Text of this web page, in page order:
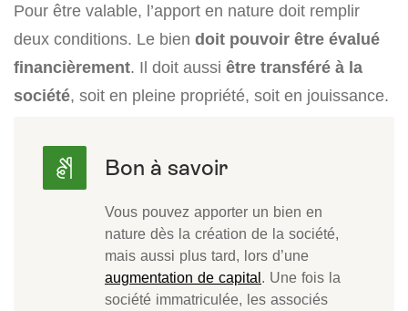
Pour être valable, l’apport en nature doit remplir
deux conditions. Le bien doit pouvoir être évalué
financièrement. Il doit aussi être transféré à la
société, soit en pleine propriété, soit en jouissance.
Vous pouvez apporter un bien en
nature dès la création de la société,
mais aussi plus tard, lors d’une
augmentation de capital. Une fois la
société immatriculée, les associés